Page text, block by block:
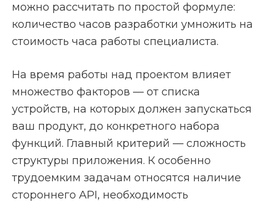
можно рассчитать по простой формуле:
количество часов разработки умножить на
стоимость часа работы специалиста.
На время работы над проектом влияет
множество факторов — от списка
устройств, на которых должен запускаться
ваш продукт, до конкретного набора
функций. Главный критерий — сложность
структуры приложения. К особенно
трудоемким задачам относятся наличие
стороннего API, необходимость